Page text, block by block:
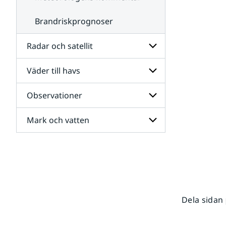
Brandriskprognoser
Radar och satellit
Undersidor
för
Radar
och
satellit
Väder till havs
Undersidor
för
Väder
till
havs
Observationer
Undersidor
för
Mark och vatten
Dela sidan